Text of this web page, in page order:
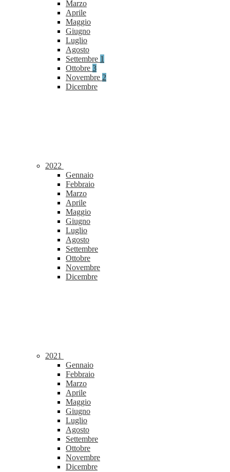
Marzo
Aprile
Maggio
Giugno
Luglio
Agosto
Settembre 1
Ottobre 3
Novembre 2
Dicembre
2022
Gennaio
Febbraio
Marzo
Aprile
Maggio
Giugno
Luglio
Agosto
Settembre
Ottobre
Novembre
Dicembre
2021
Gennaio
Febbraio
Marzo
Aprile
Maggio
Giugno
Luglio
Agosto
Settembre
Ottobre
Novembre
Dicembre